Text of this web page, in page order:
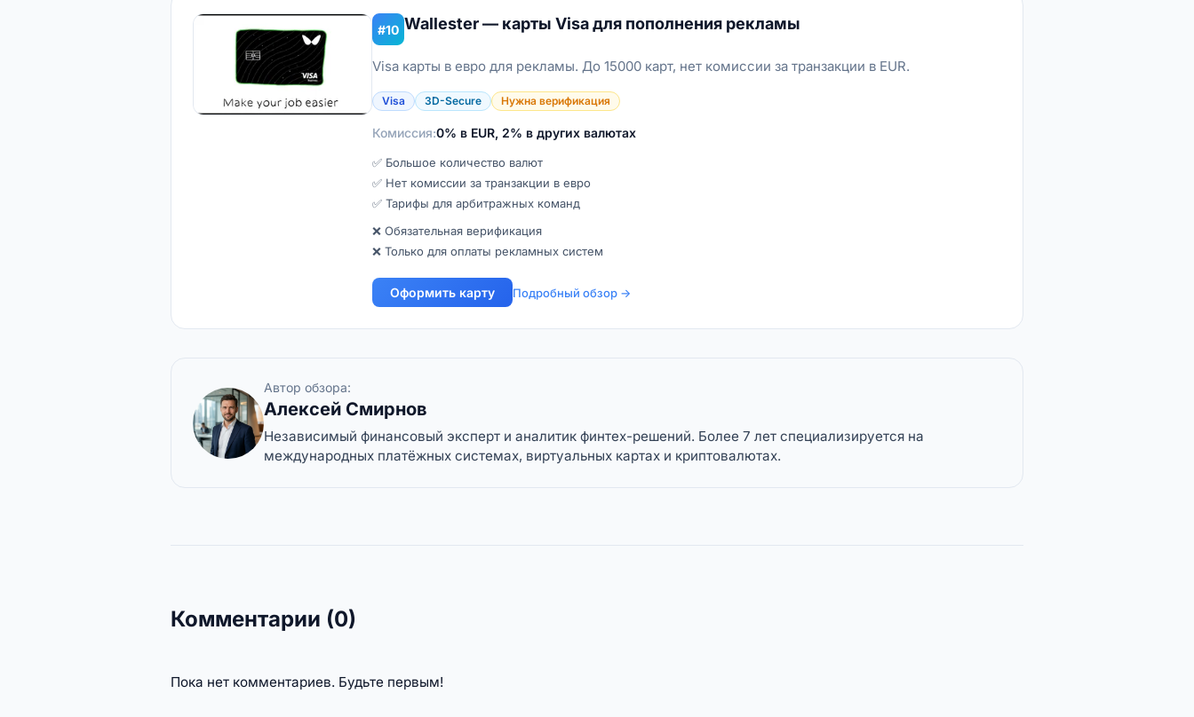
#10 Wallester — карты Visa для пополнения рекламы
Visa карты в евро для рекламы. До 15000 карт, нет комиссии за транзакции в EUR.
Visa 3D-Secure Нужна верификация
Комиссия:0% в EUR, 2% в других валютах
✅ Большое количество валют
✅ Нет комиссии за транзакции в евро
✅ Тарифы для арбитражных команд
❌ Обязательная верификация
❌ Только для оплаты рекламных систем
Оформить карту Подробный обзор →
Автор обзора:
Алексей Смирнов
Независимый финансовый эксперт и аналитик финтех-решений. Более 7 лет специализируется на
международных платёжных системах, виртуальных картах и криптовалютах.
Комментарии (0)
Пока нет комментариев. Будьте первым!